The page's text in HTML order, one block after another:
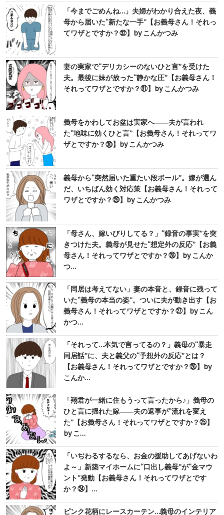
「今までごめんね…」夫婦がわかり合えた夜、義
母から届いた“新たな一手”【お義母さん！それっ
てワザとですか？㉜】by こんかつみ
妻の実家で“デリカシーのないひと言”を受けた
夫。最後に妹が放った“静かな圧”【お義母さん！
それってワザとですか？㉛】by こんかつみ
義母をかわしてお盆は実家へ――夫が言われ
た“地味に効くひと言”【お義母さん！それってワ
ザとですか？㉚】by こんかつみ
義母から“突然届いた重たい段ボール”。嫁が選ん
だ、いちばん効く対応策【お義母さん！それって
ワザとですか？㉙】by こんかつみ
「母さん、嫁いびりしてる？」“録音の事実”を突
きつけた夫。義母が見せた“想定外の反応”【お義
母さん！それってワザとですか？㉘】by こんか
つ…
「同居は考えてない」妻の本音と、録音に残って
いた“義母の本当の姿”。ついに夫が動き出す【お
義母さん！それってワザとですか？㉗】by こん
かつ…
「それって…本気で言ってるの？」義母の“暴走
同居話”に、夫と義父の“予想外の反応”とは？
【お義母さん！それってワザとですか？㉖】by
こんか…
「翔君が一緒に住もうって言ったから♪」義母の
ひと言に揺れた嫁――夫の返事が“流れを変え
た”【お義母さん！それってワザとですか？㉕】
by こ…
「いぢわるするなら、お金の援助してあげないわ
よ～」新築マイホームに“口出し義母”が“金マウ
ント”発動【お義母さん！それってワザとです
か？㉔】…
ピンク花柄にレースカーテン…義母のインテリア